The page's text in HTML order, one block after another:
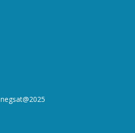
negsat@2025